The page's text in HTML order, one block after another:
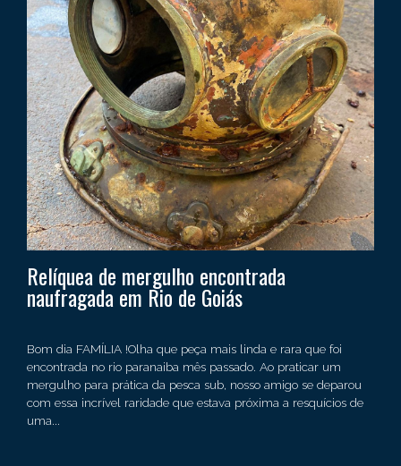
Relíquea de mergulho encontrada
naufragada em Rio de Goiás
Bom dia FAMÍLIA !Olha que peça mais linda e rara que foi
encontrada no rio paranaiba mês passado. Ao praticar um
mergulho para prática da pesca sub, nosso amigo se deparou
com essa incrível raridade que estava próxima a resquícios de
uma...